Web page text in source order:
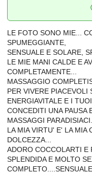
LE FOTO SONO MIE...
SPUMEGGIANTE,
SENSUALE E SOLARE,
LE MIE MANI CALDE E
COMPLETAMENTE...
MASSAGGIO
PER VIVERE PIACEVOLI
ENERGIAVITALE E I TUOI
CONCEDITI UNA PAUSA
MASSAGGI
LA MIA VIRTU' E' LA MIA
DOLCEZZA...
ADORO COCCOLARTI E
SPLENDIDA E MOLTO